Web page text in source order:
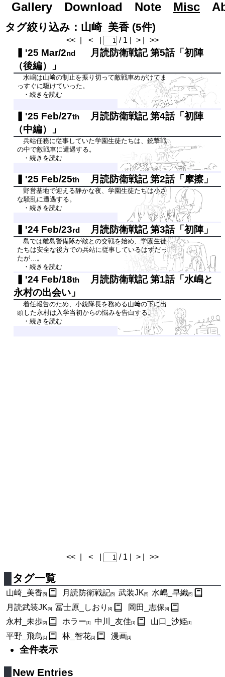
Road to Day After Tomorrow...
Gallery Download Note Misc
タグ絞り込み：山崎_美香 (5件)
<< < / 1 | > | >>
'25 Mar/2nd
月読防衛戦記 第5話「初陣
（後編）」
水嶋は山﨑の制止を振り切って敵戦車めがけてま
っすぐに駆けていった。
・続きを読む
'25 Feb/27th
月読防衛戦記 第4話「初陣
（中編）」
兵站任務に従事していた学園生徒たちは、銃撃戦
の中で敵戦車に遭遇する。
・続きを読む
'25 Feb/25th 月読防衛戦記 第2話「摩擦」
野営基地で迎える静かな夜、学園生徒たちは小さ
な騒乱に遭遇する。
・続きを読む
'24 Feb/23rd 月読防衛戦記 第3話「初陣」
島では離島警備隊が敵との交戦を始め、学園生徒
たちは安全な後方での兵站に従事しているはずだっ
たが…。
・続きを読む
'24 Feb/18th
月読防衛戦記 第1話「水嶋と
永村の出会い」
着任報告のため、小銃隊長を務める山﨑の下に出
頭した永村は入学当初からの悩みを告白する。
・続きを読む
<< < / 1 | > | >>
タグ一覧
山崎_美香 [5] 月読防衛戦記[5] 武装JK[5] 水嶋_早織[5]
月読武装JK[5] 冨士原_しおり[4] 岡田_志保[4]
永村_未歩[2] ホラー[1] 中川_友佳[1] 山口_沙姫[1]
平野_飛鳥[1] 林_智花[1] 漫画[1]
全件表示
New Entries